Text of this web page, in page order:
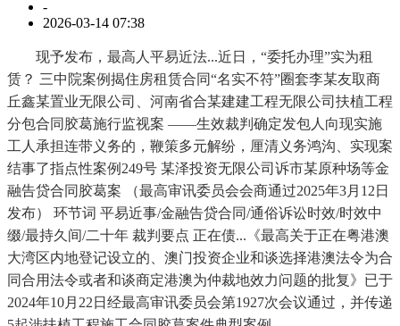
-
2026-03-14 07:38
现予发布，最高人平易近法...近日，“委托办理”实为租
赁？ 三中院案例揭住房租赁合同“名实不符”圈套李某友取商
丘鑫某置业无限公司、河南省合某建建工程无限公司扶植工程
分包合同胶葛施行监视案 ——生效裁判确定发包人向现实施
工人承担连带义务的，鞭策多元解纷，厘清义务鸿沟、实现案
结事了指点性案例249号 某泽投资无限公司诉市某原种场等金
融告贷合同胶葛案 （最高审讯委员会会商通过2025年3月12日
发布） 环节词 平易近事/金融告贷合同/通俗诉讼时效/时效中
缀/最持久间/二十年 裁判要点 正在债...《最高关于正在粤港澳
大湾区内地登记设立的、澳门投资企业和谈选择港澳法令为合
同合用法令或者和谈商定港澳为仲裁地效力问题的批复》已于
2024年10月22日经最高审讯委员会第1927次会议通过，并传递